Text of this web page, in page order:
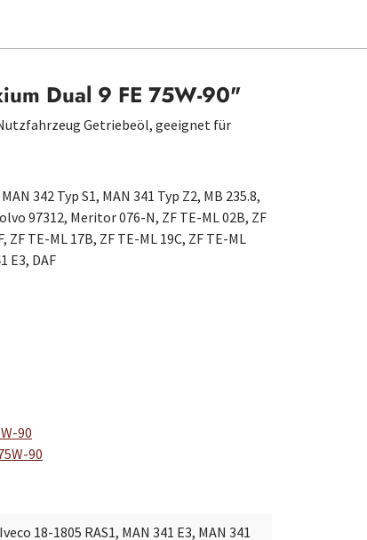
Dual 9 FE 75W-90"
Getriebeöl, geeignet für
342 Typ S1, MAN 341 Typ Z2, MB 235.8,
97312, Meritor 076-N, ZF TE-ML 02B, ZF
ZF TE-ML 17B, ZF TE-ML 19C, ZF TE-ML
E3, DAF
90
90
18-1805 RAS1, MAN 341 E3, MAN 341